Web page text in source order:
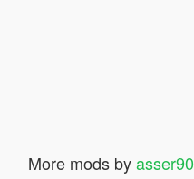
More mods byasser90